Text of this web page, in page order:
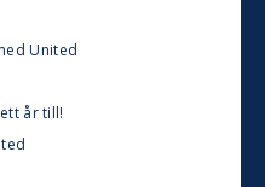
United
år till!